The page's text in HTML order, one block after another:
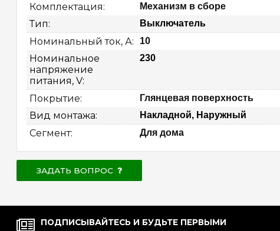
Комплектация: Механизм в сборе
Тип: Выключатель
10
Номинальное
напряжение
питания, V:
230
Покрытие: Глянцевая поверхность
Вид монтажа: Накладной, Наружный
Сегмент: Для дома
ЗАДАТЬ ВОПРОС
ПОДПИСЫВАЙТЕСЬ И БУДЬТЕ ПЕРВЫМИ